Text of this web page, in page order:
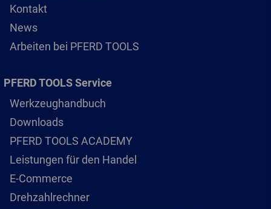
Kontakt
News
Arbeiten bei PFERD TOOLS
PFERD TOOLS Service
Werkzeughandbuch
Downloads
PFERD TOOLS ACADEMY
Leistungen für den Handel
E-Commerce
Drehzahlrechner